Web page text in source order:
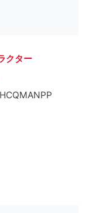
クター